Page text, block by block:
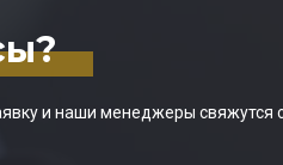
и наши менеджеры свяжутся